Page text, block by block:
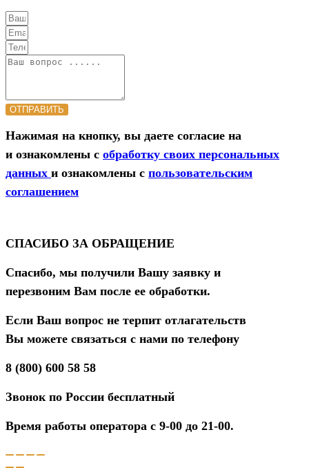
ОТПРАВИТЬ
Нажимая на кнопку, вы даете согласие на
и ознакомлены с обработку своих персональных
данных и ознакомлены с пользовательским
соглашением
СПАСИБО ЗА ОБРАЩЕНИЕ
Спасибо, мы получили Вашу заявку и
перезвоним Вам после ее обработки.
Если Ваш вопрос не терпит отлагательств
Вы можете связаться с нами по телефону
8 (800) 600 58 58
Звонок по России бесплатный
Время работы оператора с 9-00 до 21-00.